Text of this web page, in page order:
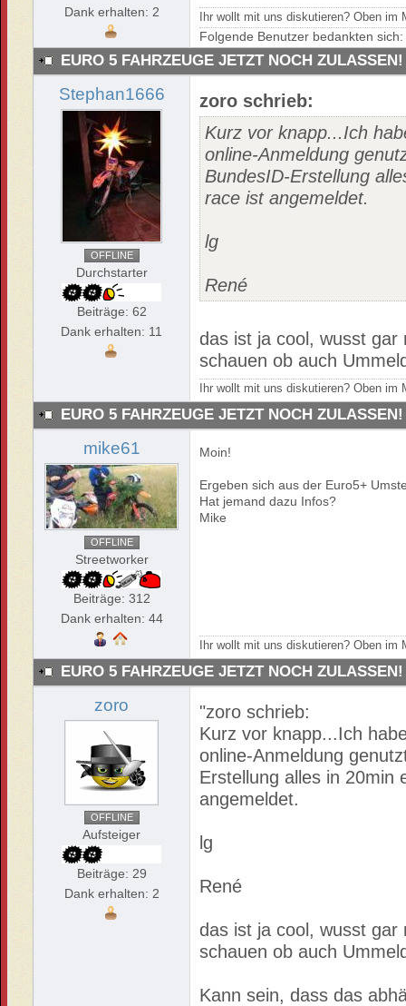
Dank erhalten: 2
Ihr wollt mit uns diskutieren? Oben
Folgende Benutzer bedankten
EURO 5 FAHRZEUGE JETZT NOCH ZULASSEN!
Stephan1666
OFFLINE
Durchstarter
Beiträge: 62
Dank erhalten: 11
zoro schrieb:
Kurz vor knapp...Ich
online-Anmeldung
BundesID-Erstellung
race ist angemeldet.
lg
René
das ist ja cool, wusst
schauen ob auch
Ihr wollt mit uns diskutieren? Oben
EURO 5 FAHRZEUGE JETZT NOCH ZULASSEN!
mike61
OFFLINE
Streetworker
Beiträge: 312
Dank erhalten: 44
Moin!
Ergeben sich aus der Euro5+
Hat jemand dazu Infos?
Mike
Ihr wollt mit uns diskutieren? Oben
EURO 5 FAHRZEUGE JETZT NOCH ZULASSEN!
zoro
OFFLINE
Aufsteiger
Beiträge: 29
Dank erhalten: 2
"zoro schrieb:
Kurz vor knapp...Ich
online-Anmeldung
Erstellung alles in 20min
angemeldet.
lg
René
das ist ja cool, wusst
schauen ob auch
Kann sein, dass das